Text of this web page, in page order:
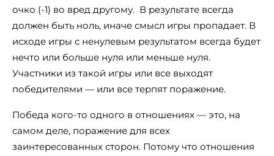
очко (-1) во вред другому. В результате всегда
должен быть ноль, иначе смысл игры пропадает. В
исходе игры с ненулевым результатом всегда будет
нечто или больше нуля или меньше нуля.
Участники из такой игры или все выходят
победителями — или все терпят поражение.
Победа кого-то одного в отношениях — это, на
самом деле, поражение для всех
заинтересованных сторон. Потому что отношения